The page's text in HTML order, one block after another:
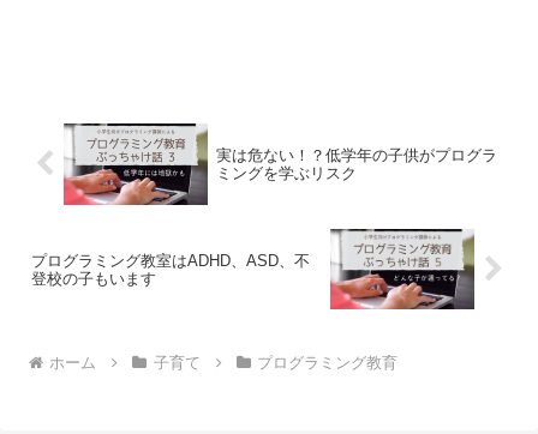
実は危ない！？低学年の子供がプログラ
ミングを学ぶリスク
プログラミング教室はADHD、ASD、不
登校の子もいます
ホーム 子育て プログラミング教育